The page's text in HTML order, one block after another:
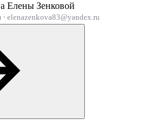
Елены Зенковой
· elenazenkova83@yandex.ru